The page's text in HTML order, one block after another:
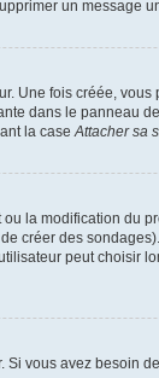
un message
Une fois créée, vous
dans le panneau
la case Attacher sa
la modification du
créer des
peut choisir
vous avez besoin